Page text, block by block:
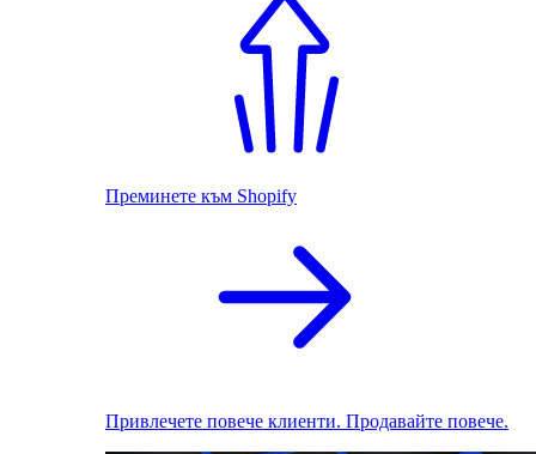
Преминете към Shopify
Привлечете повече клиенти. Продавайте повече.